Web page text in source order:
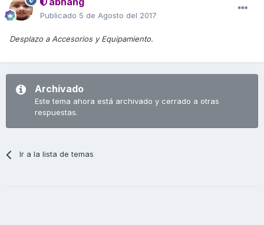
Publicado 5 de Agosto del 2017
Desplazo a Accesorios y Equipamiento.
Archivado
Este tema ahora está archivado y cerrado a otras
respuestas.
Ir a la lista de temas